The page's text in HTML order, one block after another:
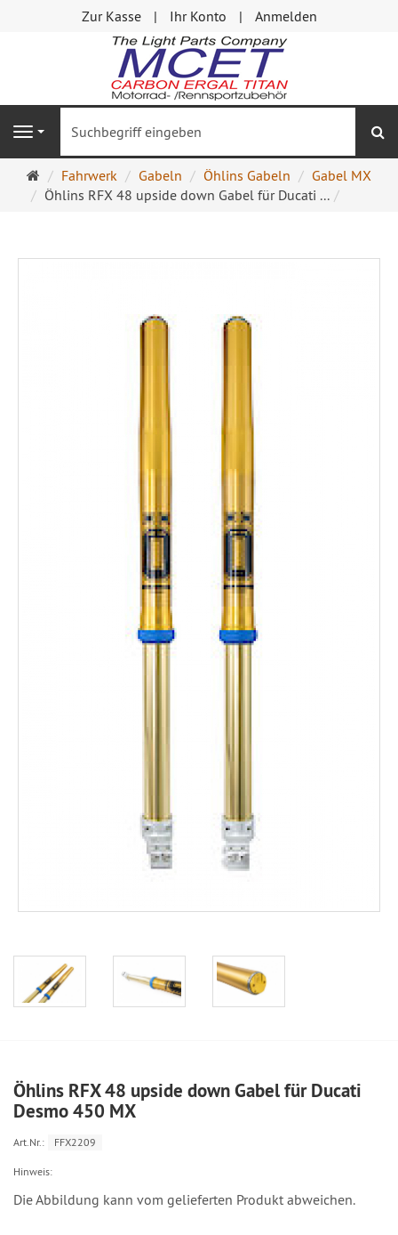
Zur Kasse Ihr Konto Anmelden
Navigation
Startseite
Fahrwerk Gabeln Öhlins Gabeln
Gabel MX
Öhlins RFX 48 upside down Gabel für Ducati ...
Öhlins RFX 48 upside down Gabel für Ducati
Desmo 450 MX
Art.Nr.: FFX2209
Hinweis:
Die Abbildung kann vom gelieferten Produkt abweichen.